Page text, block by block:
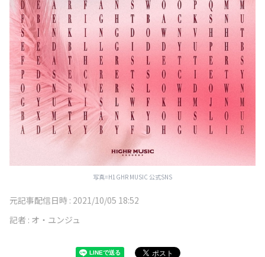
写真=H1GHR MUSIC 公式SNS
元記事配信日時 : 2021/10/05 18:52
記者 : オ・ユンジュ